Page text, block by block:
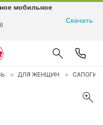
ДЛЯ ЖЕНЩИН САПОГИ
мобильное
Скачать